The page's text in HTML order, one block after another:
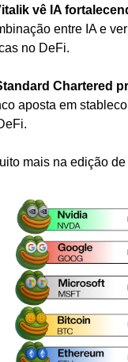
vê IA
entre IA e
no DeFi.
Chartered
aposta em
mais na edição